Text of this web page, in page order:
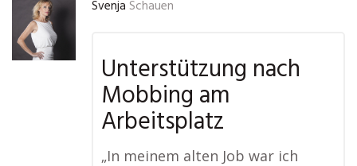
Svenja Schauen
Unterstützung nach
Mobbing am
Arbeitsplatz
„In meinem alten Job war ich